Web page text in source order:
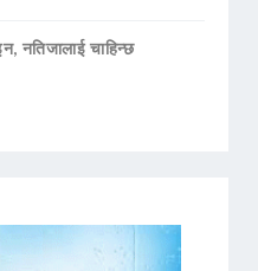
नतिजालाई चाहिन्छ